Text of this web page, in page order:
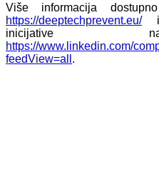
Više informacija
https://deeptechprevent.eu/ili
inicijative
https://www.linkedin.com/
feedView=all .